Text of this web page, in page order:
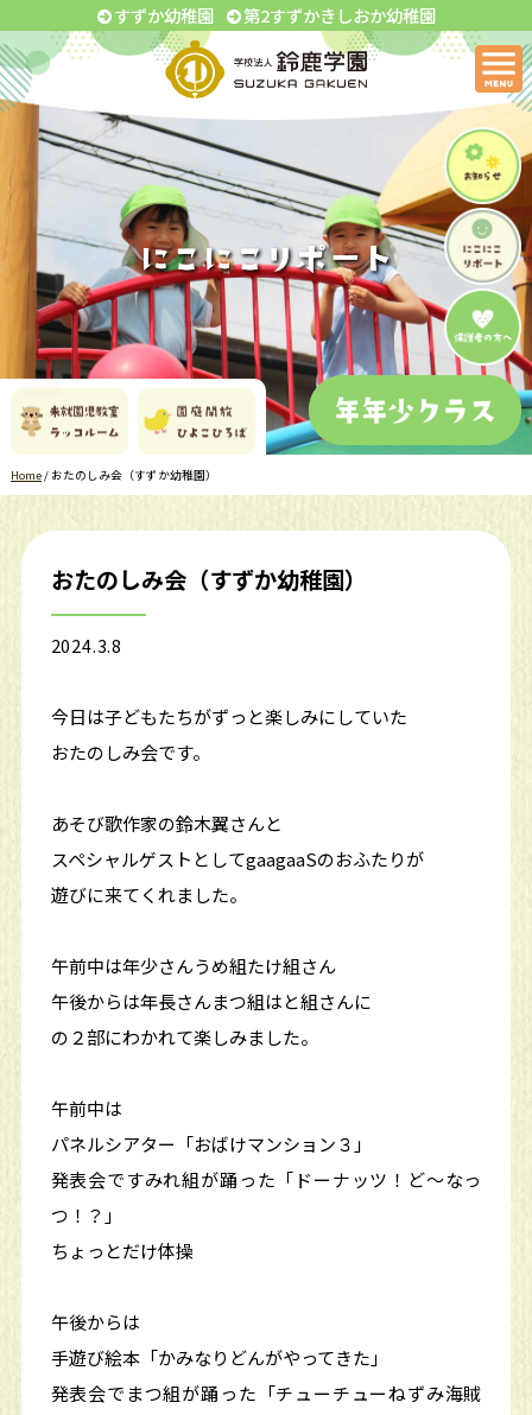
すずか幼稚園 第2すずかきしおか幼稚園
Home/ おたのしみ会（すずか幼稚園）
おたのしみ会（すずか幼稚園）
2024.3.8
今日は子どもたちがずっと楽しみにしていた
おたのしみ会です。
あそび歌作家の鈴木翼さんと
スペシャルゲストとしてgaagaaSのおふたりが
遊びに来てくれました。
午前中は年少さんうめ組たけ組さん
午後からは年長さんまつ組はと組さんに
の２部にわかれて楽しみました。
午前中は
パネルシアター「おばけマンション３」
発表会ですみれ組が踊った「ドーナッツ！ど～なっ
つ！？」
ちょっとだけ体操
午後からは
手遊び絵本「かみなりどんがやってきた」
発表会でまつ組が踊った「チューチューねずみ海賊